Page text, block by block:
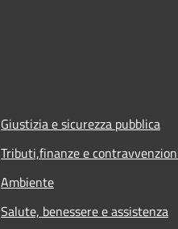
Giustizia e sicurezza pubblica
Tributi,finanze e
Ambiente
Salute, benessere e assistenza